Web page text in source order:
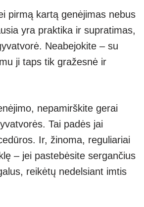
pirmą kartą genėjimas nebus
yra praktika ir supratimas,
Neabejokite – su
ji taps tik gražesnė ir
nepamirškite gerai
Tai padės jai
Ir, žinoma, reguliariai
– jei pastebėsite sergančius
reikėtų nedelsiant imtis